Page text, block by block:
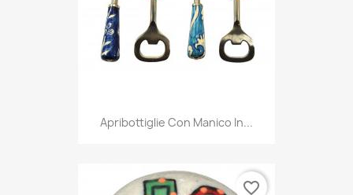
Apribottiglie Con Manico In...
favorite_border